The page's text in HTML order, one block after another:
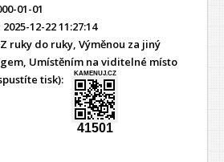
01-01
2025-12-22 11:27:14
Z ruky do ruky, Výměnou za jiný
Umístěním na viditelné místo
tisk):
KAMENUJ.CZ
41501